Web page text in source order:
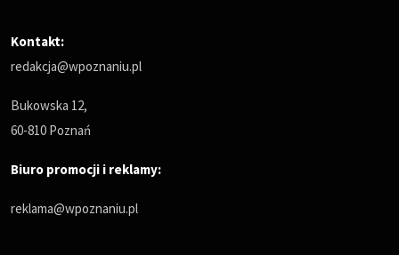
Kontakt:
redakcja@wpoznaniu.pl
Bukowska 12,
60-810 Poznań
Biuro promocji i reklamy:
reklama@wpoznaniu.pl